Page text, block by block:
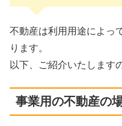
不動産は利用用途によっ
ります。
以下、ご紹介いたします
事業用の不動産の